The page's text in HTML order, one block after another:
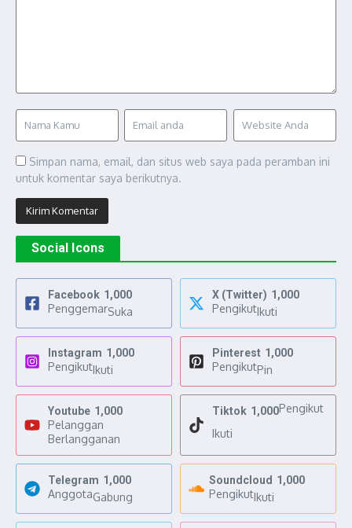
Simpan nama, email, dan situs web saya pada peramban ini
untuk komentar saya berikutnya.
Social Icons
Facebook 1,000
PenggemarSuka
X (Twitter) 1,000
PengikutIkuti
Instagram 1,000
PengikutIkuti
Pinterest 1,000
PengikutPin
Youtube 1,000
Pelanggan
Berlangganan
Tiktok 1,000Pengikut
Ikuti
Telegram 1,000
AnggotaGabung
Soundcloud 1,000
PengikutIkuti